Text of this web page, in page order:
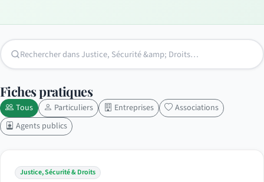
Fiches pratiques
Tous Particuliers Entreprises
Associations
Agents publics
Justice, Sécurité & Droits